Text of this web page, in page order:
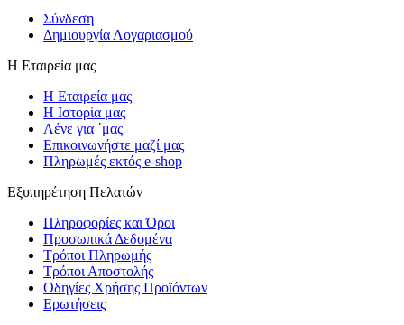
Σύνδεση
Δημιουργία Λογαριασμού
Η Εταιρεία μας
Η Εταιρεία μας
Η Ιστορία μας
Λένε για ΄μας
Επικοινωνήστε μαζί μας
Πληρωμές εκτός e-shop
Εξυπηρέτηση Πελατών
Πληροφορίες και Όροι
Προσωπικά Δεδομένα
Τρόποι Πληρωμής
Τρόποι Αποστολής
Οδηγίες Χρήσης Προϊόντων
Ερωτήσεις